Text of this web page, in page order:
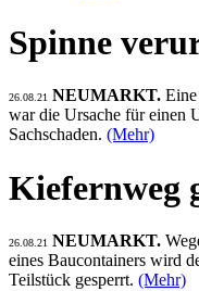
Spinne
26.08.21 NEUMARKT.
war die Ursache für einen
Sachschaden. (Mehr)
Kiefernweg
26.08.21 NEUMARKT.
eines Baucontainers wird
Teilstück gesperrt. (Mehr)